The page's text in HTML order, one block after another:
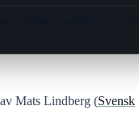
Mats Lindberg (Svensk